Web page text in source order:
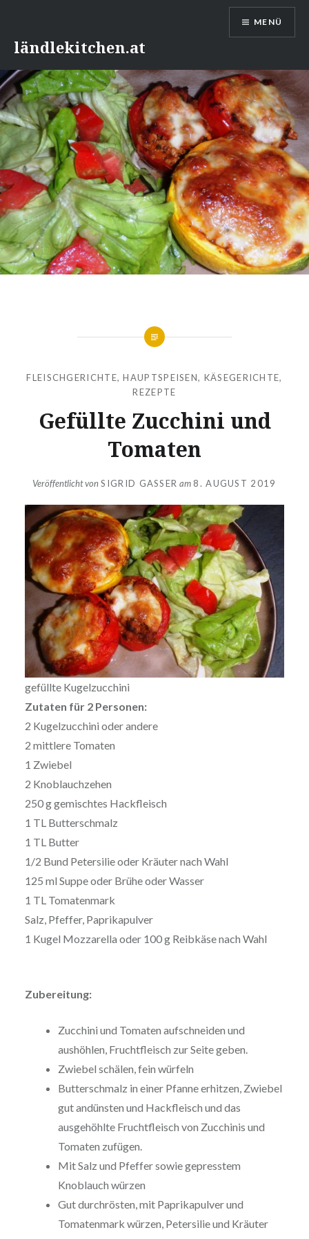
Inhaltländlekitchen.at
MENÜ
FLEISCHGERICHTE,HAUPTSPEISEN, KÄSEGERICHTE,
REZEPTE
Gefüllte Zucchini und
Tomaten
Veröffentlicht vonSIGRID GASSER am 8. AUGUST 2019
gefüllte Kugelzucchini
Zutaten für 2 Personen:
2 Kugelzucchini oder andere
2 mittlere Tomaten
1 Zwiebel
2 Knoblauchzehen
250 g gemischtes Hackfleisch
1 TL Butterschmalz
1 TL Butter
1/2 Bund Petersilie oder Kräuter nach Wahl
125 ml Suppe oder Brühe oder Wasser
1 TL Tomatenmark
Salz, Pfeffer, Paprikapulver
1 Kugel Mozzarella oder 100 g Reibkäse nach Wahl
Zubereitung:
Zucchini und Tomaten aufschneiden und
aushöhlen, Fruchtfleisch zur Seite geben.
Zwiebel schälen, fein würfeln
Butterschmalz in einer Pfanne erhitzen, Zwiebel
gut andünsten und Hackfleisch und das
ausgehöhlte Fruchtfleisch von Zucchinis und
Tomaten zufügen.
Mit Salz und Pfeffer sowie gepresstem
Knoblauch würzen
Gut durchrösten, mit Paprikapulver und
Tomatenmark würzen, Petersilie und Kräuter